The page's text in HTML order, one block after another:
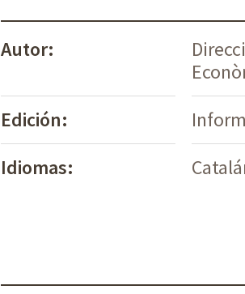
Autor:
Edición:
Idiomas: